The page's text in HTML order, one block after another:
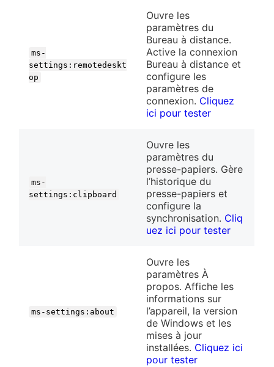
ms-
settings:remotedeskt
op
Ouvre les
paramètres du
Bureau à distance.
Active la connexion
Bureau à distance et
configure les
paramètres de
connexion. Cliquez
ici pour tester
ms-
settings:clipboard
Ouvre les
paramètres du
presse-papiers. Gère
l’historique du
presse-papiers et
configure la
synchronisation. Cliq
uez ici pour tester
ms-settings:about
Ouvre les
paramètres À
propos. Affiche les
informations sur
l’appareil, la version
de Windows et les
mises à jour
installées. Cliquez ici
pour tester